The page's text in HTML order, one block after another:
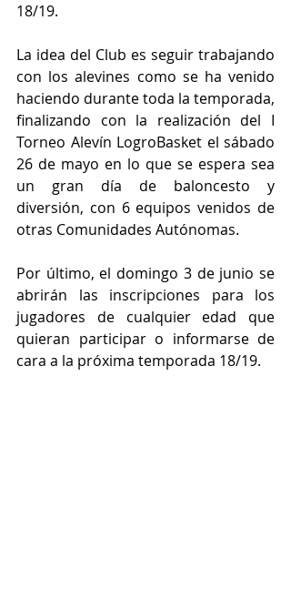
18/19.
La idea del Club es seguir trabajando
con los alevines como se ha venido
haciendo durante toda la temporada,
finalizando con la realización del I
Torneo Alevín LogroBasket el sábado
26 de mayo en lo que se espera sea
un gran día de baloncesto y
diversión, con 6 equipos venidos de
otras Comunidades Autónomas.
Por último, el domingo 3 de junio se
abrirán las inscripciones para los
jugadores de cualquier edad que
quieran participar o informarse de
cara a la próxima temporada 18/19.